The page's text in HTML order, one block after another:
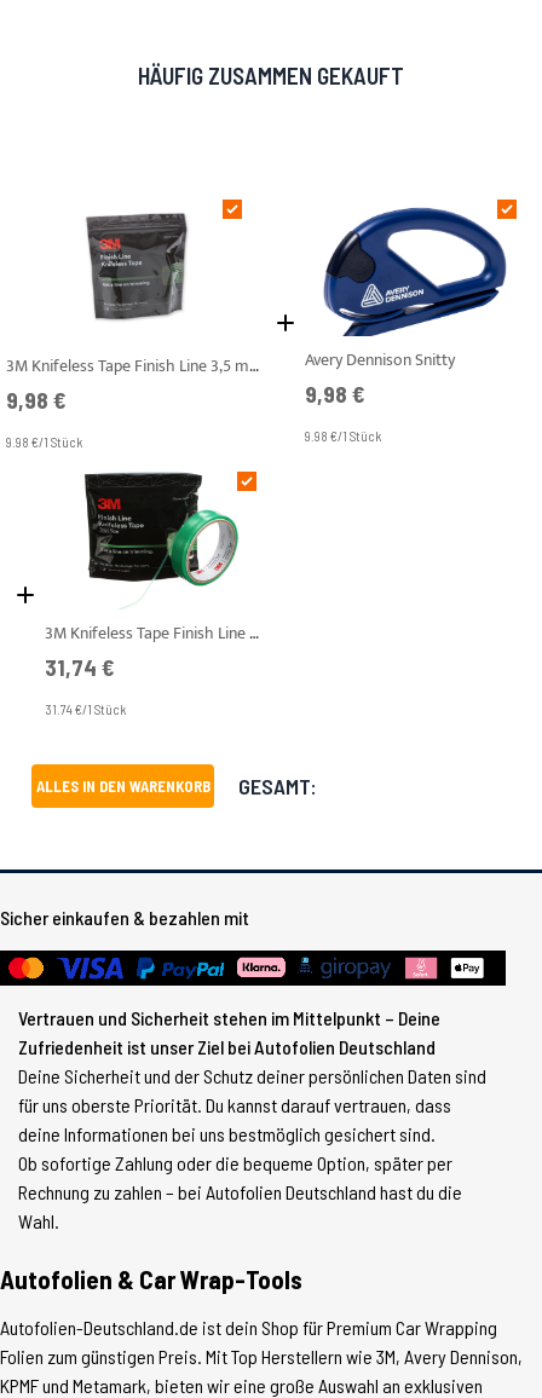
HÄUFIG ZUSAMMEN GEKAUFT
3M Knifeless Tape Finish Line 3,5 mm x 10 m
9,98 €
9.98 €/1 Stück
Avery Dennison Snitty
9,98 €
9.98 €/1 Stück
3M Knifeless Tape Finish Line 3,5 mm x 50 m
31,74 €
31.74 €/1 Stück
ALLES IN DEN WARENKORB GESAMT:
Sicher einkaufen & bezahlen mit
Vertrauen und Sicherheit stehen im Mittelpunkt – Deine
Zufriedenheit ist unser Ziel bei Autofolien Deutschland
Deine Sicherheit und der Schutz deiner persönlichen Daten sind
für uns oberste Priorität. Du kannst darauf vertrauen, dass
deine Informationen bei uns bestmöglich gesichert sind.
Ob sofortige Zahlung oder die bequeme Option, später per
Rechnung zu zahlen – bei Autofolien Deutschland hast du die
Wahl.
Autofolien & Car Wrap-Tools
Autofolien-Deutschland.de ist dein Shop für Premium Car Wrapping
Folien zum günstigen Preis. Mit Top Herstellern wie 3M, Avery Dennison,
KPMF und Metamark, bieten wir eine große Auswahl an exklusiven